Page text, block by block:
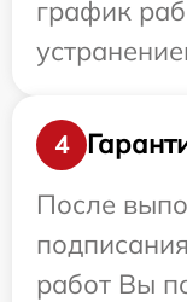
график
4
После
работ Вы